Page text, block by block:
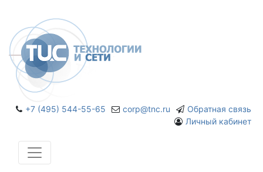
+7 (495) 544-55-65 corp@tnc.ru
Обратная связь
Личный кабинет